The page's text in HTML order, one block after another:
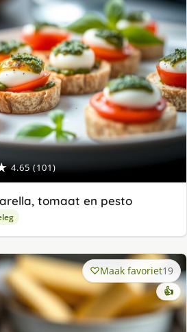
4.65 (101)
tomaat en pesto
Maak favoriet19
👍